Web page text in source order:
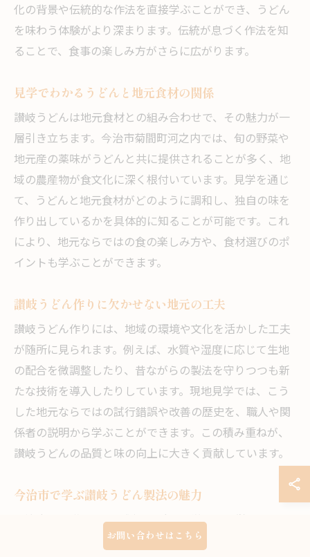
化の背景や伝統的な作法を直接学ぶことができ、うどん
を味わう体験がより深まります。伝統が息づく作法を知
ることで、食事の楽しみ方がさらに広がります。
見学でわかるうどんと地元食材の関係
讃岐うどんは地元食材との組み合わせで、その魅力が一
層引き立ちます。今治市菊間町河之内では、旬の野菜や
地元産の薬味がうどんと共に提供されることが多く、地
域の農産物が食文化に深く根付いています。見学を通じ
て、うどんと地元食材がどのように調和し、独自の味を
作り出しているかを具体的に知ることが可能です。これ
により、地元ならではの食の楽しみ方や、食材選びのポ
イントも学ぶことができます。
讃岐うどん作りに欠かせない地元の工夫
讃岐うどん作りには、地域の環境や文化を活かした工夫
が随所に見られます。例えば、水質や湿度に応じて生地
の配合を微調整したり、昔ながらの製法を守りつつも新
たな技術を導入したりしています。現地見学では、こう
した地元ならではの試行錯誤や改善の歴史を、職人や関
係者の説明から学ぶことができます。この積み重ねが、
讃岐うどんの品質と味の向上に大きく貢献しています。
今治市で学ぶ讃岐うどん製法の魅力
今治市での讃岐うどん製法体験は、単なる見学を超えた
学びがあります。職人の技術や地域独自の工夫、食材と
お問い合わせはこちら